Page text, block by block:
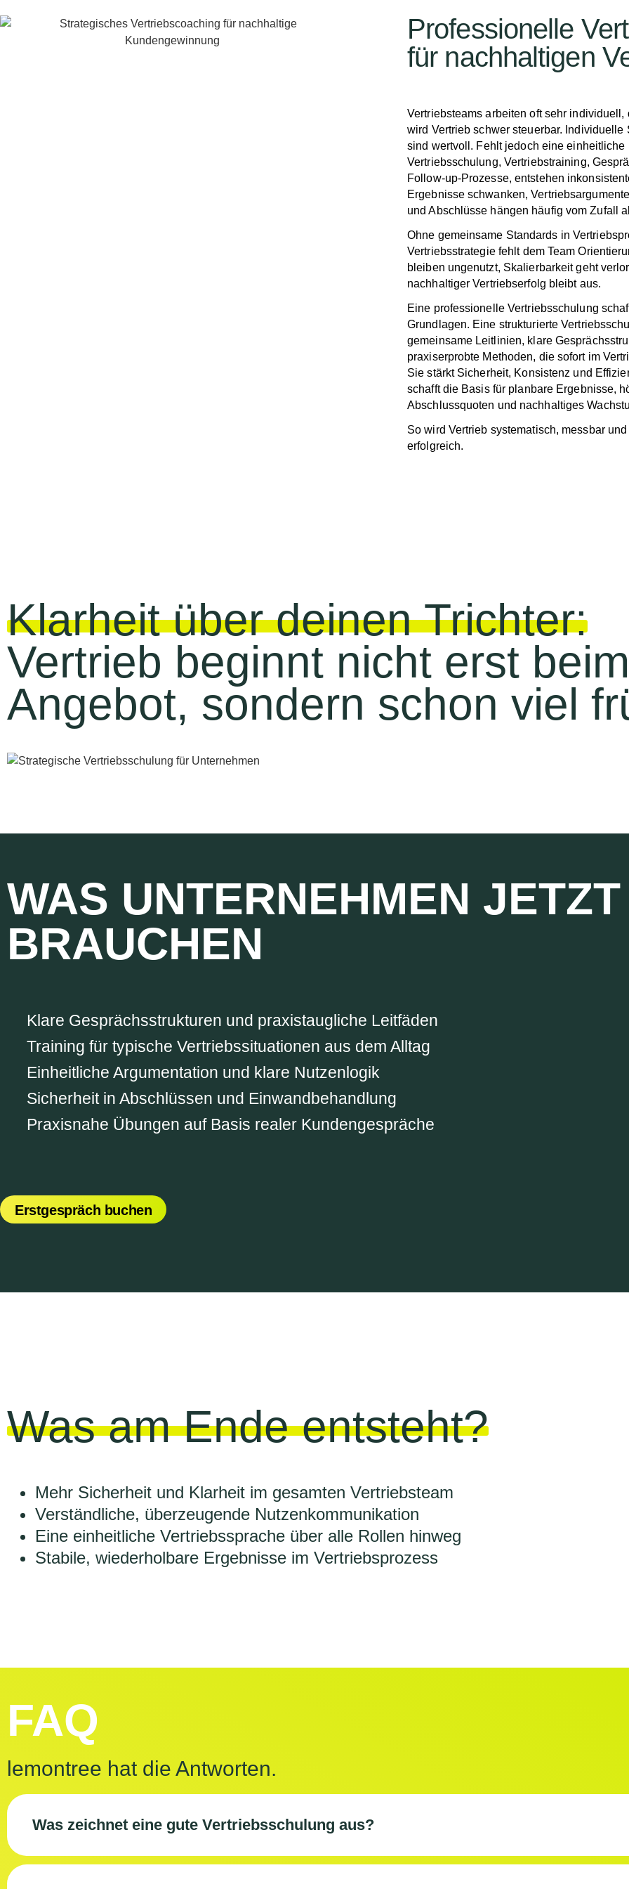
Professionelle
für nachhaltigen
Vertriebsteams arbeiten oft sehr individuell,
wird Vertrieb schwer steuerbar. Individuelle
sind wertvoll. Fehlt jedoch eine einheitliche
Vertriebsschulung, Vertriebstraining,
Follow-up-Prozesse, entstehen
Ergebnisse schwanken,
und Abschlüsse hängen häufig vom Zufall
Ohne gemeinsame Standards in
Vertriebsstrategie fehlt dem Team
bleiben ungenutzt, Skalierbarkeit geht
nachhaltiger Vertriebserfolg bleibt aus.
Eine professionelle Vertriebsschulung
Grundlagen. Eine strukturierte
gemeinsame Leitlinien, klare
praxiserprobte Methoden, die sofort im
Sie stärkt Sicherheit, Konsistenz und
schafft die Basis für planbare Ergebnisse,
Abschlussquoten und nachhaltiges
So wird Vertrieb systematisch, messbar
erfolgreich.
Klarheit über deinen Trichter:
Vertrieb beginnt nicht erst beim
Angebot, sondern schon viel
WAS UNTERNEHMEN JETZT
BRAUCHEN
Klare Gesprächsstrukturen und praxistaugliche Leitfäden
Training für typische Vertriebssituationen aus dem Alltag
Einheitliche Argumentation und klare Nutzenlogik
Sicherheit in Abschlüssen und Einwandbehandlung
Praxisnahe Übungen auf Basis realer Kundengespräche
Erstgespräch buchen
Was am Ende entsteht?
Mehr Sicherheit und Klarheit im gesamten Vertriebsteam
Verständliche, überzeugende Nutzenkommunikation
Eine einheitliche Vertriebssprache über alle Rollen hinweg
Stabile, wiederholbare Ergebnisse im Vertriebsprozess
FAQ
lemontree hat die Antworten.
Was zeichnet eine gute Vertriebsschulung aus?